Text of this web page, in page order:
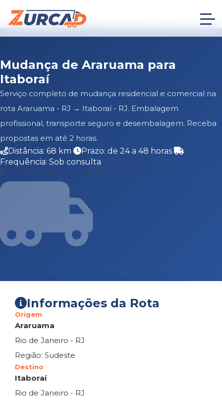
Mudança de Araruama para
Itaboraí
Serviço completo de mudança residencial e comercial na
rota Araruama - RJ → Itaboraí - RJ. Embalagem
profissional, transporte seguro e desembalagem. Receba
propostas em até 2 horas.
Distância: 68 km
Prazo: de 24 a 48 horas
Frequência: Sob consulta
Falar no WhatsApp
Informações da Rota
Origem
Araruama
Rio de Janeiro - RJ
Região: Sudeste
Destino
Itaboraí
Rio de Janeiro - RJ